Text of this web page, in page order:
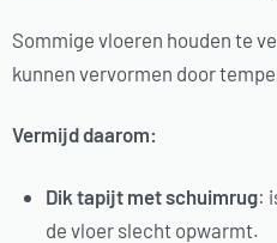
Sommige vloeren houden te
kunnen vervormen door
Vermijd daarom:
Dik tapijt met schuimrug:
de vloer slecht opwarmt.